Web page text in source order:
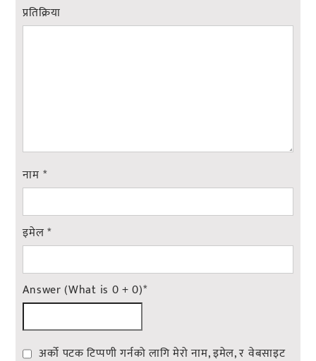
प्रतिक्रिया
नाम *
इमेल*
Answer (What is 0 + 0)*
अर्को पटक टिप्पणी गर्नको लागि मेरो नाम, इमेल, र वेबसाइट